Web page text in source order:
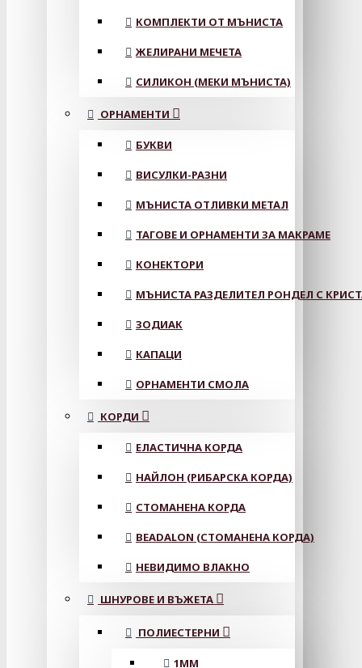
КОМПЛЕКТИ ОТ МЪНИСТА
ЖЕЛИРАНИ МЕЧЕТА
СИЛИКОН (МЕКИ МЪНИСТА)
ОРНАМЕНТИ
БУКВИ
ВИСУЛКИ-РАЗНИ
МЪНИСТА ОТЛИВКИ МЕТАЛ
ТАГОВЕ И ОРНАМЕНТИ ЗА МАКРАМЕ
КОНЕКТОРИ
МЪНИСТА РАЗДЕЛИТЕЛ РОНДЕЛ С
ЗОДИАК
КАПАЦИ
ОРНАМЕНТИ СМОЛА
КОРДИ
ЕЛАСТИЧНА КОРДА
НАЙЛОН (РИБАРСКА КОРДА)
СТОМАНЕНА КОРДА
BEADALON (СТОМАНЕНА КОРДА)
НЕВИДИМО ВЛАКНО
ШНУРОВЕ И ВЪЖЕТА
ПОЛИЕСТЕРНИ
1ММ